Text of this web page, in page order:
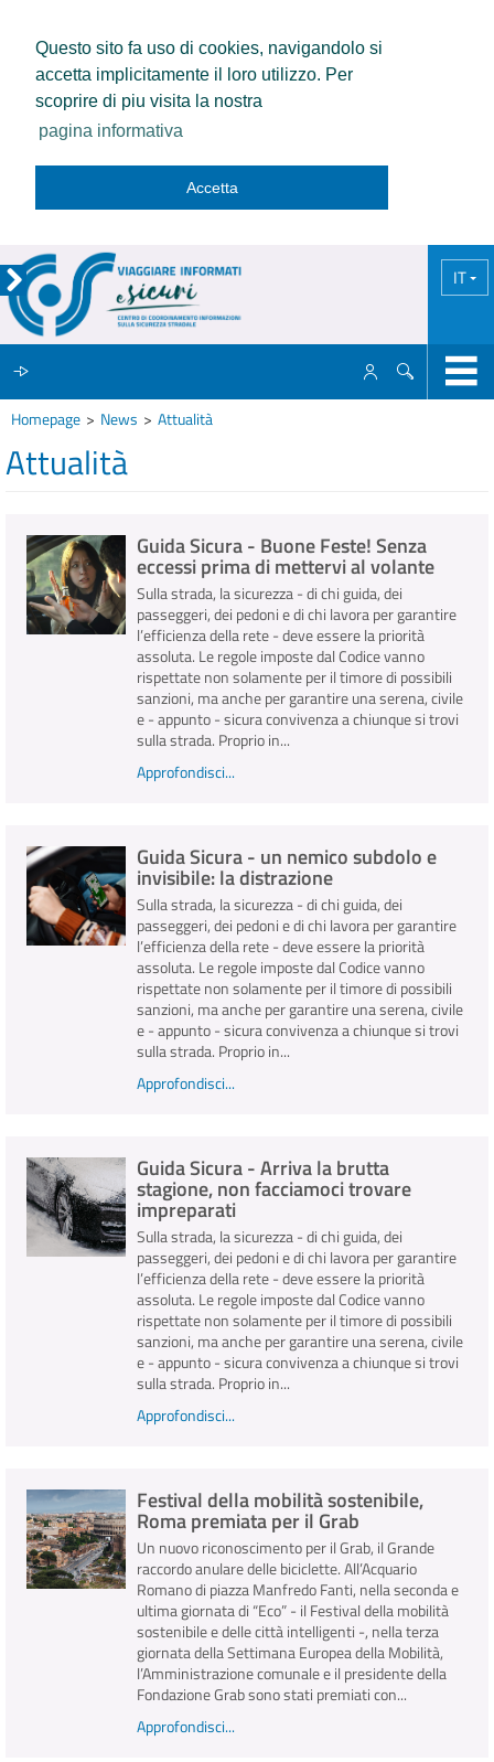
Questo sito fa uso di cookies, navigandolo si
accetta implicitamente il loro utilizzo. Per
scoprire di piu visita la nostra
pagina informativa
Accetta
IT
IL CCISS
INFO E MEDIA
IN VIAGGIO
Homepage News Attualità
Attualità
Guida Sicura - Buone Feste! Senza
eccessi prima di mettervi al volante
Sulla strada, la sicurezza - di chi guida, dei
passeggeri, dei pedoni e di chi lavora per garantire
l’efficienza della rete - deve essere la priorità
assoluta. Le regole imposte dal Codice vanno
rispettate non solamente per il timore di possibili
sanzioni, ma anche per garantire una serena, civile
e - appunto - sicura convivenza a chiunque si trovi
sulla strada. Proprio in...
Approfondisci...
Guida Sicura - un nemico subdolo e
invisibile: la distrazione
Sulla strada, la sicurezza - di chi guida, dei
passeggeri, dei pedoni e di chi lavora per garantire
l’efficienza della rete - deve essere la priorità
assoluta. Le regole imposte dal Codice vanno
rispettate non solamente per il timore di possibili
sanzioni, ma anche per garantire una serena, civile
e - appunto - sicura convivenza a chiunque si trovi
sulla strada. Proprio in...
Approfondisci...
Guida Sicura - Arriva la brutta
stagione, non facciamoci trovare
impreparati
Sulla strada, la sicurezza - di chi guida, dei
passeggeri, dei pedoni e di chi lavora per garantire
l’efficienza della rete - deve essere la priorità
assoluta. Le regole imposte dal Codice vanno
rispettate non solamente per il timore di possibili
sanzioni, ma anche per garantire una serena, civile
e - appunto - sicura convivenza a chiunque si trovi
sulla strada. Proprio in...
Approfondisci...
Festival della mobilità sostenibile,
Roma premiata per il Grab
Un nuovo riconoscimento per il Grab, il Grande
raccordo anulare delle biciclette. All’Acquario
Romano di piazza Manfredo Fanti, nella seconda e
ultima giornata di “Eco” - il Festival della mobilità
sostenibile e delle città intelligenti -, nella terza
giornata della Settimana Europea della Mobilità,
l’Amministrazione comunale e il presidente della
Fondazione Grab sono stati premiati con...
Approfondisci...